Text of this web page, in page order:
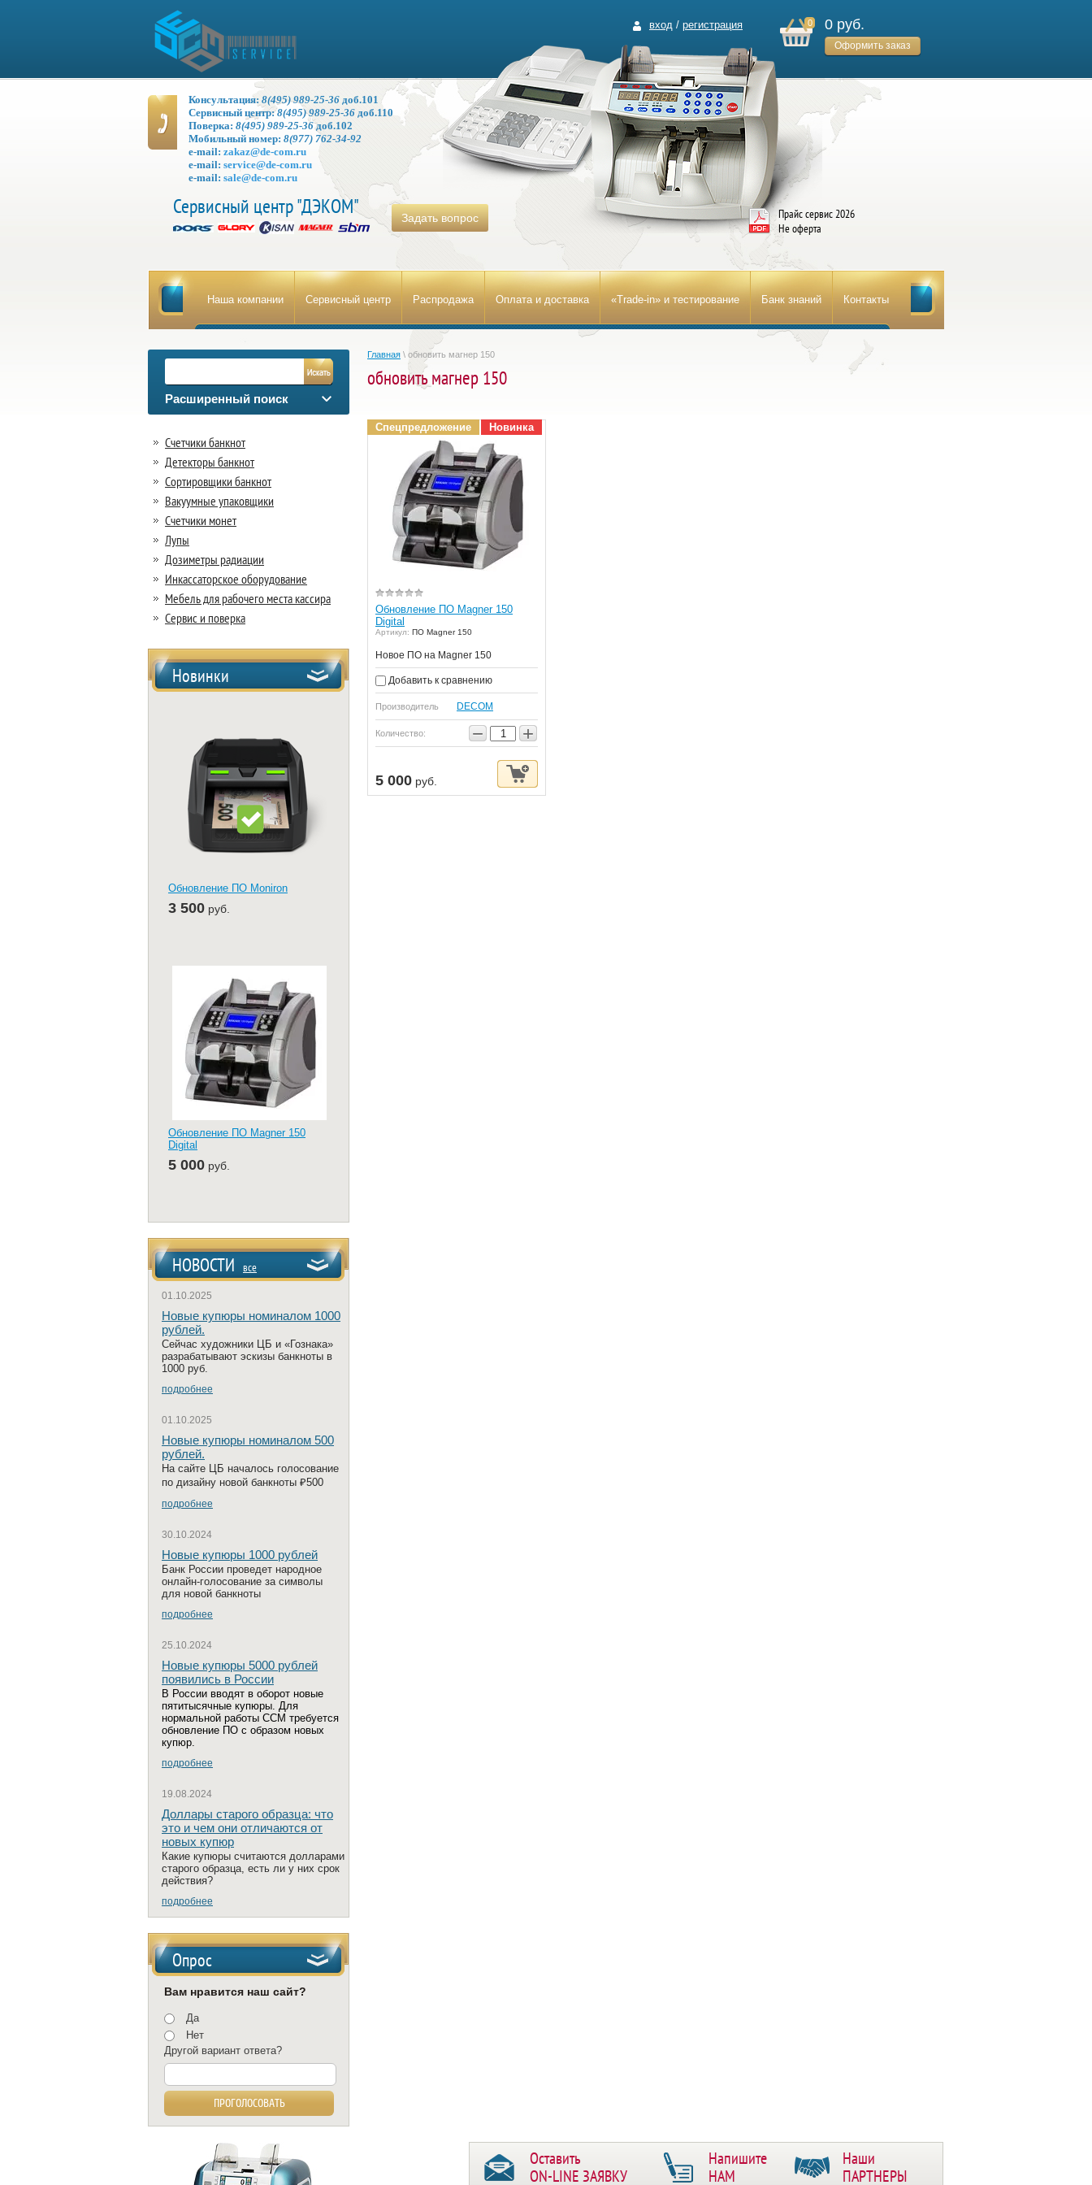
Задать вопрос
0 0 руб.
Оформить заказ
вход / регистрация
Консультация: 8(495) 989-25-36 доб.101
Сервисный центр:8(495) 989-25-36 доб.110
Поверка: 8(495) 989-25-36доб.102
Мобильный номер: 8(977) 762-34-92
e-mail: zakaz@de-com.ru
e-mail: service@de-com.ru
e-mail: sale@de-com.ru
Сервисный центр "ДЭКОМ"
Прайс сервис 2026
Не оферта
Наша компании Сервисный центр Распродажа Оплата и доставка «Trade-in» и тестирование Банк знаний Контакты
Расширенный поиск
Счетчики банкнот
Детекторы банкнот
Сортировщики банкнот
Вакуумные упаковщики
Счетчики монет
Лупы
Дозиметры радиации
Инкассаторское оборудование
Мебель для рабочего места кассира
Сервис и поверка
Новинки
Обновление ПО Moniron
3 500 руб.
Обновление ПО Magner 150
Digital
5 000 руб.
НОВОСТИ все
01.10.2025
Новые купюры номиналом 1000
рублей.
Сейчас художники ЦБ и «Гознака»
разрабатывают эскизы банкноты в
1000 руб.
подробнее
01.10.2025
Новые купюры номиналом 500
рублей.
На сайте ЦБ началось голосование
по дизайну новой банкноты ₽500
подробнее
30.10.2024
Новые купюры 1000 рублей
Банк России проведет народное
онлайн-голосование за символы
для новой банкноты
подробнее
25.10.2024
Новые купюры 5000 рублей
появились в России
В России вводят в оборот новые
пятитысячные купюры. Для
нормальной работы ССМ требуется
обновление ПО с образом новых
купюр.
подробнее
19.08.2024
Доллары старого образца: что
это и чем они отличаются от
новых купюр
Какие купюры считаются долларами
старого образца, есть ли у них срок
действия?
подробнее
Опрос
Вам нравится наш сайт?
Да
Нет
Другой вариант ответа?
Главная \ обновить магнер 150
обновить магнер 150
Спецпредложение Новинка
Обновление ПО Magner 150
Digital
Артикул: ПО Magner 150
Новое ПО на Magner 150
Добавить к сравнению
Производитель DECOM
Количество: − +
5 000 руб.
Оставить
ON-LINE ЗАЯВКУ
Напишите
НАМ
Наши
ПАРТНЕРЫ